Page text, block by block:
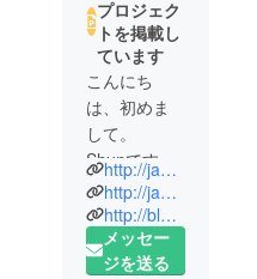
プロジェク
トを掲載し
ています
こんにち
は、初めま
して。
Shunです。
プロフィー
ルを拝読頂
きありがと
http://japonist.jp
http://japonist-japan.net
http://blog.japonist.jp
メッセー
ジを送る